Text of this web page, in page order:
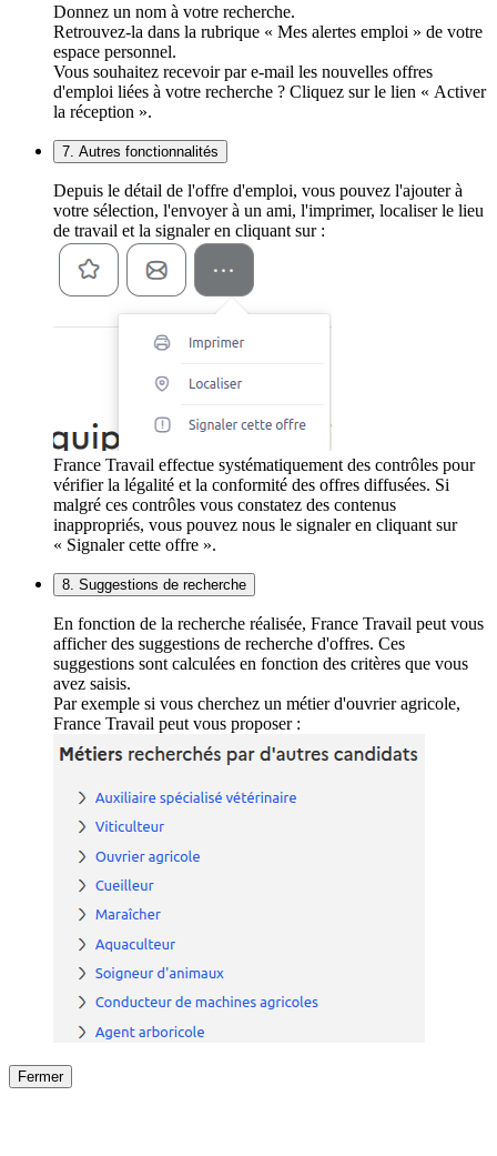
Donnez un nom à votre recherche.
Retrouvez-la dans la rubrique « Mes alertes emploi » de votre
espace personnel.
Vous souhaitez recevoir par e-mail les nouvelles offres
d'emploi liées à votre recherche ? Cliquez sur le lien « Activer
la réception ».
7. Autres fonctionnalités
Depuis le détail de l'offre d'emploi, vous pouvez l'ajouter à
votre sélection, l'envoyer à un ami, l'imprimer, localiser le lieu
de travail et la signaler en cliquant sur :
France Travail effectue systématiquement des contrôles pour
vérifier la légalité et la conformité des offres diffusées. Si
malgré ces contrôles vous constatez des contenus
inappropriés, vous pouvez nous le signaler en cliquant sur
« Signaler cette offre ».
8. Suggestions de recherche
En fonction de la recherche réalisée, France Travail peut vous
afficher des suggestions de recherche d'offres. Ces
suggestions sont calculées en fonction des critères que vous
avez saisis.
Par exemple si vous cherchez un métier d'ouvrier agricole,
France Travail peut vous proposer :
Fermer